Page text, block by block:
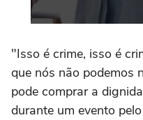
"Isso é crime, isso é
que nós não podemos
pode comprar a
durante um evento